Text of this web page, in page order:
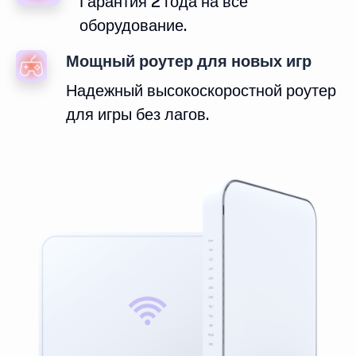
оборудование.
Мощный роутер для новых игр
Надежный высокоскоростной роутер
для игры без лагов.